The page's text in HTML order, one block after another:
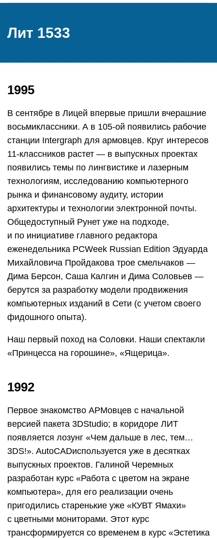
Лит 1533
1995
В сентябре в Лицей впервые пришли вчерашние
восьмиклассники. А в 105-ой появились рабочие
станции Intergraph для армовцев. Круг интересов
11-классников растет — в выпускных проектах
появились темы по лингвистике и лазерным
технологиям, исследованию компьютерного
рынка и финансовому аудиту, истории
архитектуры и технологии электронной почты.
Общедоступный Рунет уже на подходе,
и по инициативе главного редактора
еженедельника PCWeek Russian Edition Эдуарда
Михайловича Пройдакова трое смельчаков —
Дима Берсон, Саша Калгин и Дима Соловьев —
берутся за разработку модели продвижения
компьютерных изданий в Сети (с учетом своего
фидошного опыта).
Наш первый поход на Соловки. Наши спектакли
«Принцесса на горошине», «Ящерица».
1992
Первое знакомство АРМовцев с начальной
версией пакета 3DStudio; в коридоре ЛИТ
появляется лозунг «Чем дальше в лес, тем…
3DS!». AutoCADиспользуется уже в десятках
выпускных проектов. Галиной Черемных
разработан курс «Работа с цветом на экране
компьютера», для его реализации очень
пригодились старенькие уже «КУВТ Ямахи»
с цветными мониторами. Этот курс
трансформируется со временем в курс «Эстетика